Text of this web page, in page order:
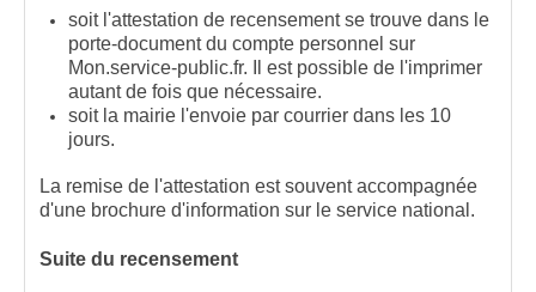
soit l'attestation de recensement se trouve dans le
porte-document du compte personnel sur
Mon.service-public.fr. Il est possible de l'imprimer
autant de fois que nécessaire.
soit la mairie l'envoie par courrier dans les 10
jours.
La remise de l'attestation est souvent accompagnée
d'une brochure d'information sur le service national.
Suite du recensement